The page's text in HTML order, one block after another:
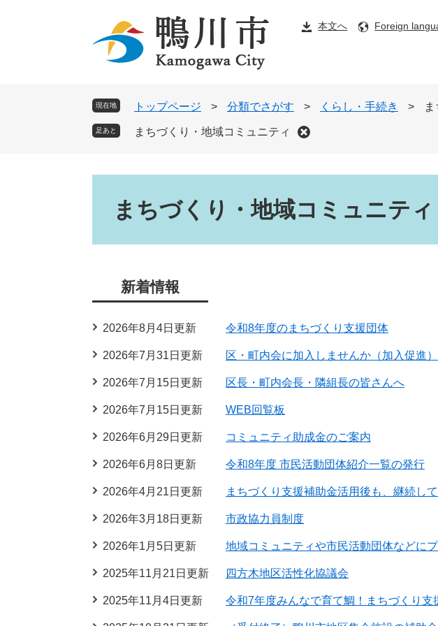
本文へ Foreign
現在地 トップページ > 分類でさがす > くらし・手続き >
足あと まちづくり・地域コミュニティ
まちづくり・地域コミュニティ
新着情報
2026年8月4日更新 令和8年度のまちづくり支援団体
2026年7月31日更新 区・町内会に加入しませんか（加入促進）
2026年7月15日更新 区長・町内会長・隣組長の皆さんへ
2026年7月15日更新 WEB回覧板
2026年6月29日更新 コミュニティ助成金のご案内
2026年6月8日更新 令和8年度 市民活動団体紹介一覧の発行
2026年4月21日更新 まちづくり支援補助金活用後も、継続し
2026年3月18日更新 市政協力員制度
2026年1月5日更新 地域コミュニティや市民活動団体などに
2025年11月21日更新 四方木地区活性化協議会
2025年11月4日更新 令和7年度みんなで育て鯛！まちづくり支